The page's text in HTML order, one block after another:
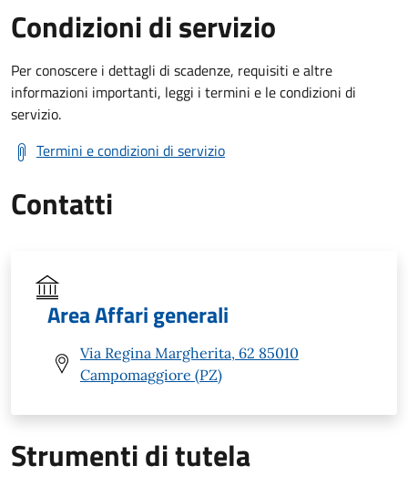
Condizioni di servizio
Per conoscere i dettagli di scadenze, requisiti e altre
informazioni importanti, leggi i termini e le condizioni di
servizio.
Termini e condizioni di servizio
Contatti
Area Affari generali
Via Regina Margherita, 62 85010
Campomaggiore (PZ)
Strumenti di tutela